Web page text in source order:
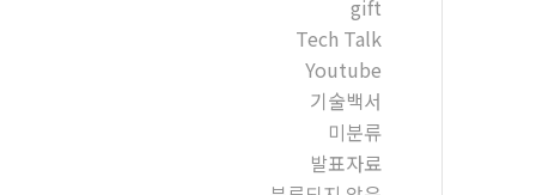
gift
Tech Talk
Youtube
기술백서
미분류
발표자료